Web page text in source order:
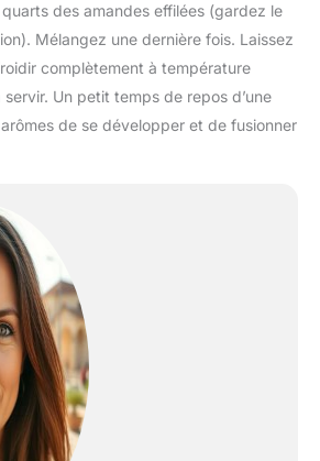
des amandes effilées (gardez le
Mélangez une dernière fois. Laissez
complètement à température
Un petit temps de repos d’une
de se développer et de fusionner